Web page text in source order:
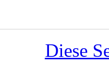
Diese